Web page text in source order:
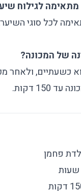
לגילוח
לכל סוגי
של המכונה?
כשעתיים, ולאחר
דקות.
פחמן